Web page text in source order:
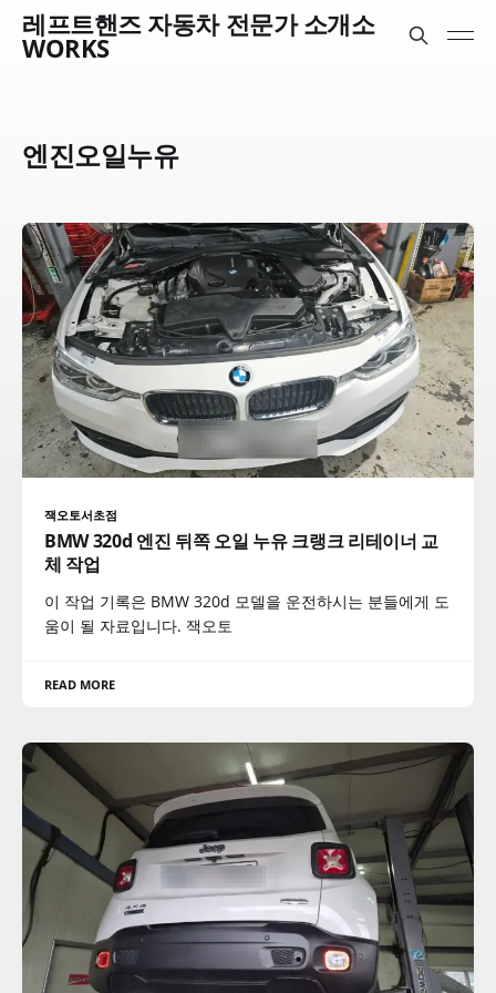
레프트핸즈 자동차 전문가 소개소
WORKS
엔진오일누유
잭오토서초점
BMW 320d 엔진 뒤쪽 오일 누유 크랭크 리테이너 교
체 작업
이 작업 기록은 BMW 320d 모델을 운전하시는 분들에게 도
움이 될 자료입니다. 잭오토
READ MORE